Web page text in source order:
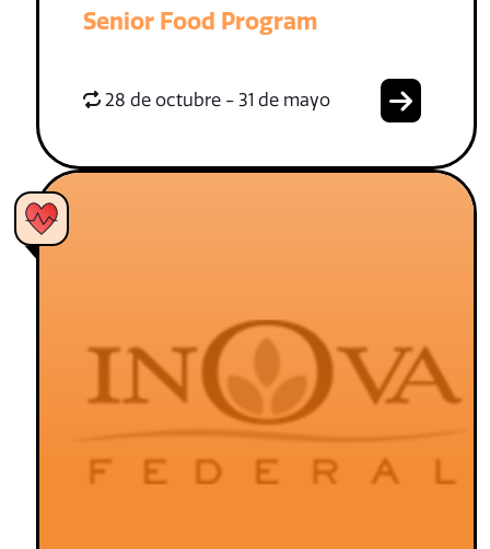
Senior Food Program
28 de octubre - 31 de mayo